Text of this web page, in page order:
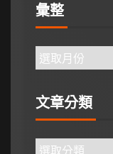
彙整
文章分類